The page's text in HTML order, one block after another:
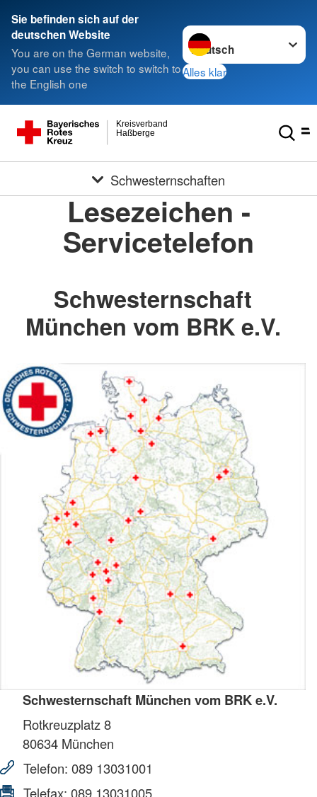
Sie befinden sich auf der
deutschen Website
You are on the German website,
you can use the switch to switch to
the English one
Sprache wechseln zu
Alles klar
Haßberge
Kreisverband
Schwesternschaften
Lesezeichen -
Servicetelefon
Schwesternschaft
München vom BRK e.V.
Schwesternschaft München vom BRK e.V.
Rotkreuzplatz 8
80634 München
Telefon: 089 13031001
Telefax: 089 13031005